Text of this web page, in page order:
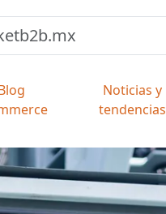
Noticias y
tendencias